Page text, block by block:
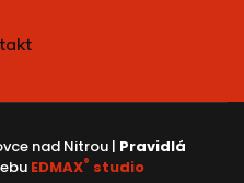
nad Nitrou | Pravidlá
EDMAX® studio